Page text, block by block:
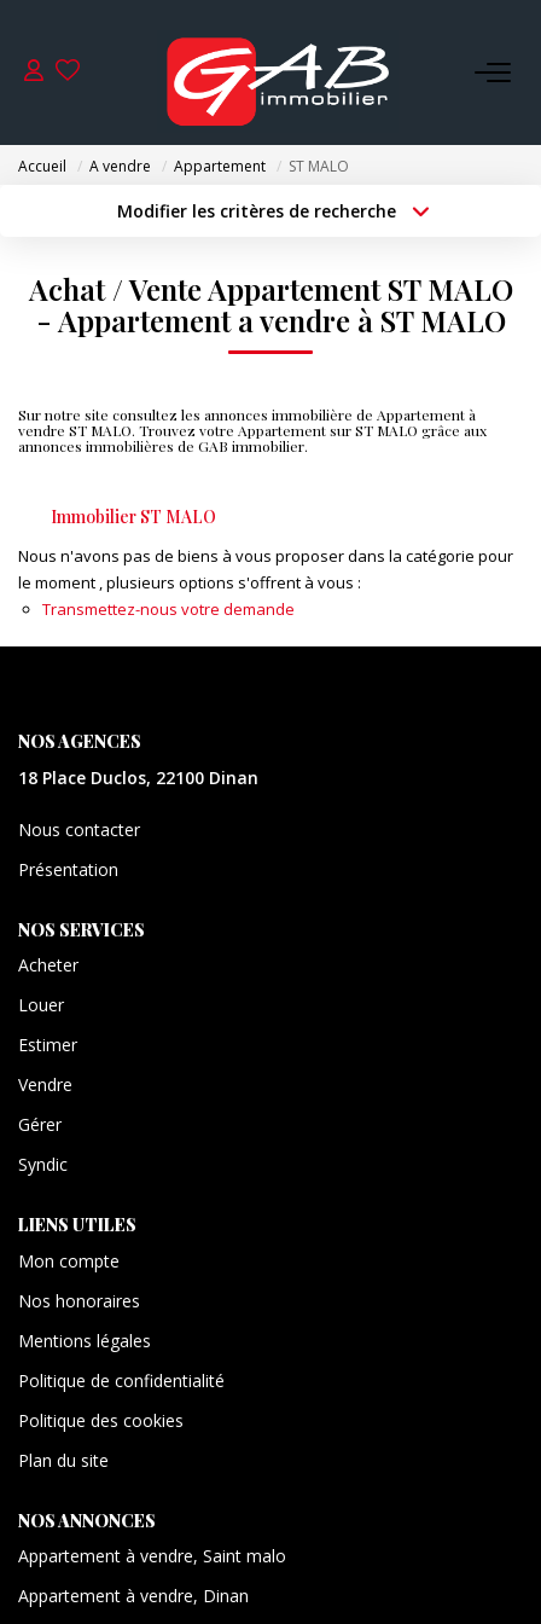
ACHETER
SYNDIC
GESTION
CONTACT
Accueil A vendre Appartement ST MALO
Modifier les critères de recherche
Sélectionnez...
Type de bien
Surface min
Créer une alerte
Achat / Vente Appartement ST MALO
- Appartement a vendre à ST MALO
Sur notre site consultez les annonces immobilière de Appartement à
vendre ST MALO. Trouvez votre Appartement sur ST MALO grâce aux
annonces immobilières de GAB immobilier.
Immobilier ST MALO
Nous n'avons pas de biens à vous proposer dans la catégorie pour
le moment , plusieurs options s'offrent à vous :
Transmettez-nous votre demande
NOS AGENCES
18 Place Duclos, 22100 Dinan
Nous contacter
Présentation
NOS SERVICES
Acheter
Louer
Estimer
Vendre
Gérer
Syndic
LIENS UTILES
Mon compte
Nos honoraires
Mentions légales
Politique de confidentialité
Politique des cookies
Plan du site
NOS ANNONCES
Appartement à vendre, Saint malo
Appartement à vendre, Dinan